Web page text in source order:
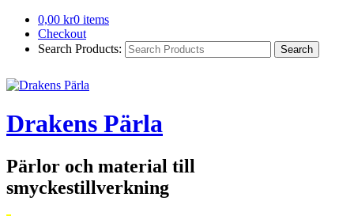
0,00 kr0 items
Checkout
Search Products:
Drakens Pärla
Pärlor och material till
smyckestillverkning